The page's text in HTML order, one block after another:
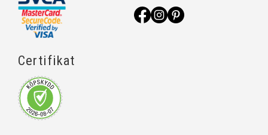
Certifikat